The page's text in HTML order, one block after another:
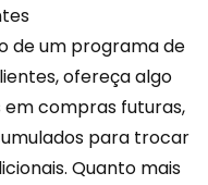
de um programa de
ofereça algo
em compras futuras,
para trocar
Quanto mais